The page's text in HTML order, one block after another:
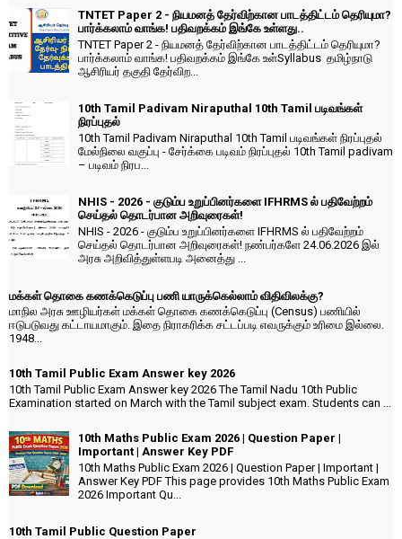
TNTET Paper 2 - நியமனத் தேர்விற்கான பாடத்திட்டம் தெரியுமா?
பார்க்கலாம் வாங்க! பதிவறக்கம் இங்கே உள்ளது..
TNTET Paper 2 - நியமனத் தேர்விற்கான பாடத்திட்டம் தெரியுமா?
பார்க்கலாம் வாங்க! பதிவறக்கம் இங்கே உள்Syllabus தமிழ்நாடு
ஆசிரியர் தகுதி தேர்விற...
10th Tamil Padivam Niraputhal 10th Tamil படிவங்கள்
நிரப்புதல்
10th Tamil Padivam Niraputhal 10th Tamil படிவங்கள் நிரப்புதல்
மேல்நிலை வகுப்பு - சேர்க்கை படிவம் நிரப்புதல் 10th Tamil padivam
– படிவம் நிரப...
NHIS - 2026 - குடும்ப உறுப்பினர்களை IFHRMS ல் பதிவேற்றம்
செய்தல் தொடர்பான அறிவுரைகள்!
NHIS - 2026 - குடும்ப உறுப்பினர்களை IFHRMS ல் பதிவேற்றம்
செய்தல் தொடர்பான அறிவுரைகள்! நண்பர்களே 24.06.2026 இல்
அரசு அறிவித்துள்ளபடி அனைத்து ...
மக்கள் தொகை கணக்கெடுப்பு பணி யாருக்கெல்லாம் விதிவிலக்கு?
மாநில அரசு ஊழியர்கள் மக்கள் தொகை கணக்கெடுப்பு (Census) பணியில்
ஈடுபடுவது கட்டாயமாகும். இதை நிராகரிக்க சட்டப்படி எவருக்கும் உரிமை இல்லை.
1948...
10th Tamil Public Exam Answer key 2026
10th Tamil Public Exam Answer key 2026 The Tamil Nadu 10th Public
Examination started on March with the Tamil subject exam. Students can ...
10th Maths Public Exam 2026 | Question Paper |
Important | Answer Key PDF
10th Maths Public Exam 2026 | Question Paper | Important |
Answer Key PDF This page provides 10th Maths Public Exam
2026 Important Qu...
10th Tamil Public Question Paper